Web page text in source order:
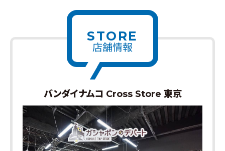
STORE
店舗情報
バンダイナムコ Cross Store 東京